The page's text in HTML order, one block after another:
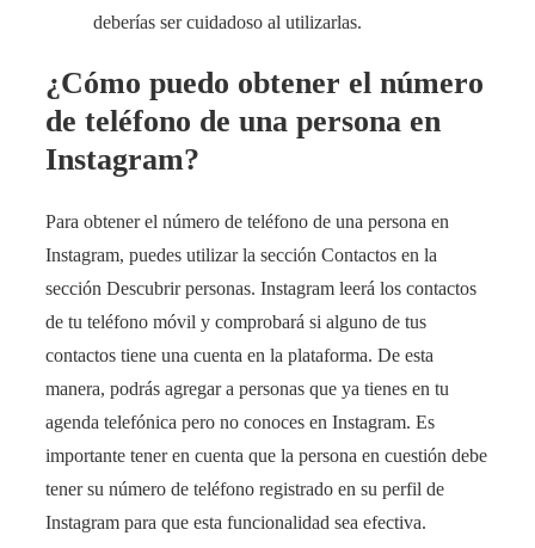
deberías ser cuidadoso al utilizarlas.
¿Cómo puedo obtener el número
de teléfono de una persona en
Instagram?
Para obtener el número de teléfono de una persona en
Instagram, puedes utilizar la sección Contactos en la
sección Descubrir personas. Instagram leerá los contactos
de tu teléfono móvil y comprobará si alguno de tus
contactos tiene una cuenta en la plataforma. De esta
manera, podrás agregar a personas que ya tienes en tu
agenda telefónica pero no conoces en Instagram. Es
importante tener en cuenta que la persona en cuestión debe
tener su número de teléfono registrado en su perfil de
Instagram para que esta funcionalidad sea efectiva.